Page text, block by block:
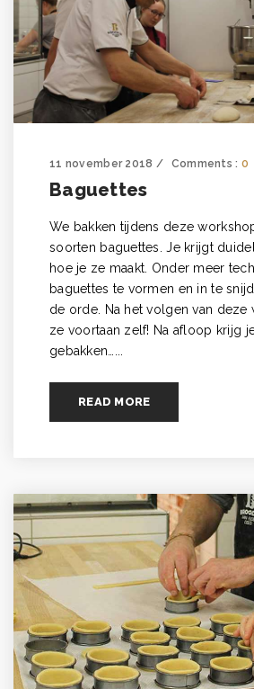
11 november 2018 Comments : 0
Baguettes
We bakken tijdens deze
soorten baguettes. Je krijgt
hoe je ze maakt. Onder meer
baguettes te vormen en in te
de orde. Na het volgen van deze
ze voortaan zelf! Na afloop krijg
gebakken…...
READ MORE